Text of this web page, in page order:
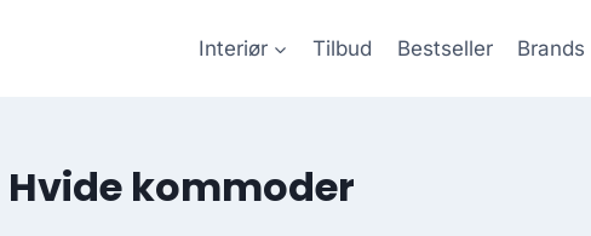
Interiør Tilbud Bestseller Brands
Hvide kommoder